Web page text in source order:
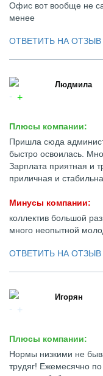
Офис вот вообще не
менее
ОТВЕТИТЬ НА ОТЗЫВ
Людмила
Плюсы компании:
Пришла сюда
быстро освоилась.
Зарплата приятная и
приличная и
Минусы компании:
коллектив большой
много неопытной
ОТВЕТИТЬ НА ОТЗЫВ
Игорян
Плюсы компании:
Нормы низкими не
трудяг! Ежемесячно